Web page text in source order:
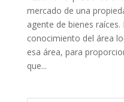
mercado de una
agente de bienes raíces.
conocimiento del área
esa área, para
que...